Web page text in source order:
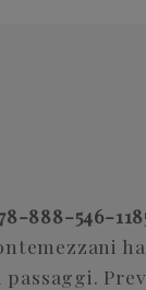
888-546-